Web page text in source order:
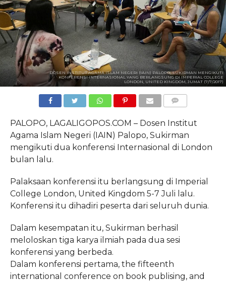
DOSEN INSTITUT AGAMA ISLAM NEGERI (IAIN) PALOPO, SUKIRMAN MENGIKUTI
KONFERENSI INTERNASIONAL YANG BERLANGSUNG DI IMPERIAL COLLEGE
LONDON, UNITED KINGDOM, JUMAT (7/7/2017)
PALOPO, LAGALIGOPOS.COM – Dosen Institut
Agama Islam Negeri (IAIN) Palopo, Sukirman
mengikuti dua konferensi Internasional di London
bulan lalu.
Palaksaan konferensi itu berlangsung di Imperial
College London, United Kingdom 5-7 Juli lalu.
Konferensi itu dihadiri peserta dari seluruh dunia.
Dalam kesempatan itu, Sukirman berhasil
meloloskan tiga karya ilmiah pada dua sesi
konferensi yang berbeda.
Dalam konferensi pertama, the fifteenth
international conference on book publising, and